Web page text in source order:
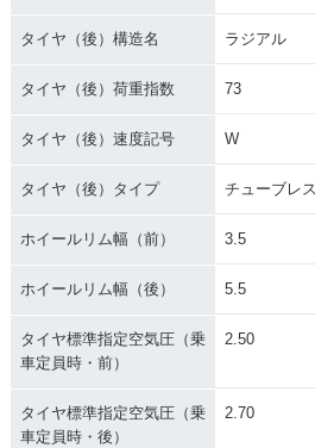
タイヤ（後）構造名 ラジアル
タイヤ（後）荷重指数 73
タイヤ（後）速度記号 W
タイヤ（後）タイプ チューブレス
ホイールリム幅（前） 3.5
ホイールリム幅（後） 5.5
タイヤ標準指定空気圧（乗
車定員時・前）
2.50
タイヤ標準指定空気圧（乗
車定員時・後）
2.70